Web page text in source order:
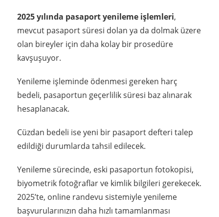
2025 yılında pasaport yenileme işlemleri,
mevcut pasaport süresi dolan ya da dolmak üzere
olan bireyler için daha kolay bir prosedüre
kavşuşuyor.
Yenileme işleminde ödenmesi gereken harç
bedeli, pasaportun geçerlilik süresi baz alınarak
hesaplanacak.
Cüzdan bedeli ise yeni bir pasaport defteri talep
edildiği durumlarda tahsil edilecek.
Yenileme sürecinde, eski pasaportun fotokopisi,
biyometrik fotoğraflar ve kimlik bilgileri gerekecek.
2025’te, online randevu sistemiyle yenileme
başvurularınızın daha hızlı tamamlanması